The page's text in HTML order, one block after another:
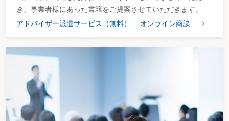
き、事業者様にあった書籍をご提案させていただきます。
アドバイザー派遣サービス（無料）
オンライン商談